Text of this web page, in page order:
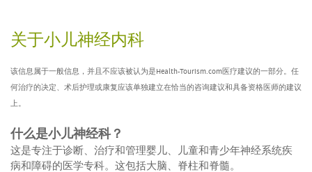
关于小儿神经内科
该信息属于一般信息，并且不应该被认为是Health-Tourism.com医疗建议的一部分。任
何治疗的决定、术后护理或康复应该单独建立在恰当的咨询建议和具备资格医师的建议
上。
什么是小儿神经科？
这是专注于诊断、治疗和管理婴儿、儿童和青少年神经系统疾
病和障碍的医学专科。这包括大脑、脊柱和脊髓。